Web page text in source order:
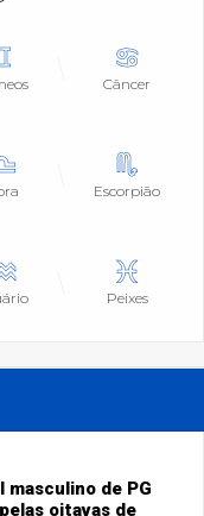
Câncer
Escorpião
Peixes
masculino de PG
oitavas de